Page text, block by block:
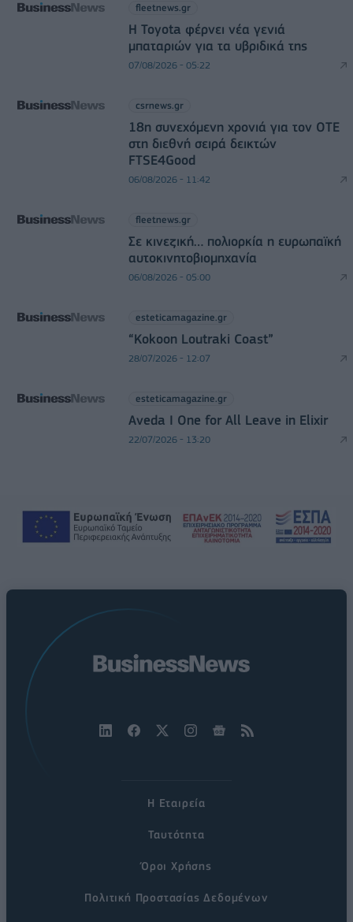
fleetnews.gr
Η Toyota φέρνει νέα γενιά
μπαταριών για τα υβριδικά της
07/08/2026 - 05:22
csrnews.gr
18η συνεχόμενη χρονιά για τον ΟΤΕ
στη διεθνή σειρά δεικτών
FTSE4Good
06/08/2026 - 11:42
fleetnews.gr
Σε κινεζική… πολιορκία η ευρωπαϊκή
αυτοκινητοβιομηχανία
06/08/2026 - 05:00
esteticamagazine.gr
“Kokoon Loutraki Coast”
28/07/2026 - 12:07
esteticamagazine.gr
Aveda I One for All Leave in Elixir
22/07/2026 - 13:20
Η Εταιρεία
Ταυτότητα
Όροι Χρήσης
Πολιτική Προστασίας Δεδομένων